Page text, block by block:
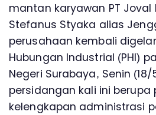
mantan karyawan PT Joval
Stefanus Styaka alias
perusahaan kembali
Hubungan Industrial (PHI)
Negeri Surabaya, Senin
persidangan kali ini berupa
kelengkapan administrasi